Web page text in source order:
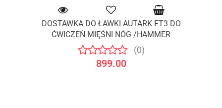
DOSTAWKA DO ŁAWKI AUTARK FT3 DO
ĆWICZEŃ MIĘŚNI NÓG /HAMMER
(0)
899.00